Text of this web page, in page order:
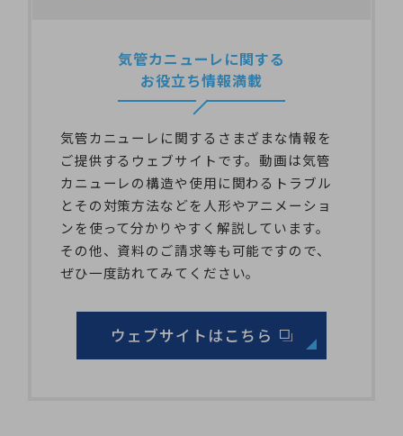
気管カニューレに関する
お役立ち情報満載
気管カニューレに関するさまざまな情報を
ご提供するウェブサイトです。動画は気管
カニューレの構造や使用に関わるトラブル
とその対策方法などを人形やアニメーショ
ンを使って分かりやすく解説しています。
その他、資料のご請求等も可能ですので、
ぜひ一度訪れてみてください。
ウェブサイトはこちら